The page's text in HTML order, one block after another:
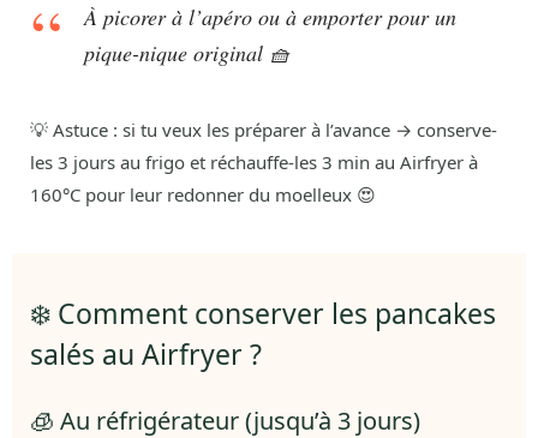
À picorer à l’apéro ou à emporter pour un
pique-nique original 🧺
💡 Astuce : si tu veux les préparer à l’avance → conserve-
les 3 jours au frigo et réchauffe-les 3 min au Airfryer à
160°C pour leur redonner du moelleux 😍
❄️ Comment conserver les pancakes
salés au Airfryer ?
🧊 Au réfrigérateur (jusqu’à 3 jours)